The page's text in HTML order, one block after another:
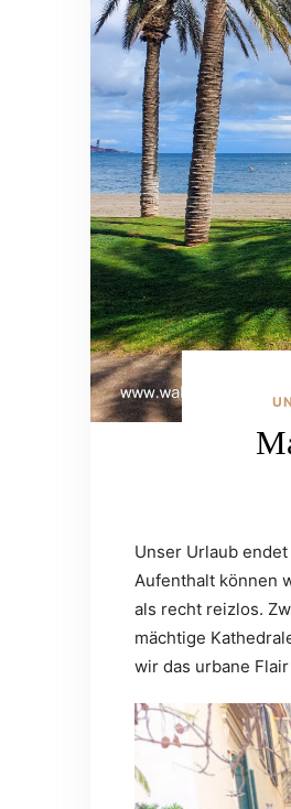
Unser Urlaub
Aufenthalt können
als recht reizlos.
mächtige
wir das urbane